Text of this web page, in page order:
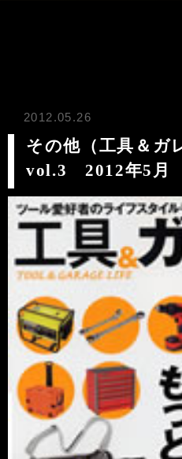
2012.05.26
その他（工具＆ガ
vol.3 2012年5月